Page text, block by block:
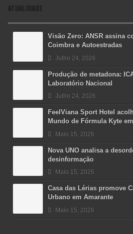
ATUALIDADE
Visão Zero: ANSR assina
Coimbra e Autoestradas
Julho 24, 2026
Produção de metadona:
Laboratório Nacional
Julho 24, 2026
FeelViana Sport Hotel
Mundo de Fórmula Kyte
Maio 15, 2026
Nova UNO analisa a
desinformação
Maio 15, 2026
Casa das Lérias promove
Urbano em Amarante
Maio 15, 2026